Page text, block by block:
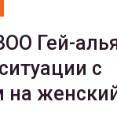
Гей-
с
на